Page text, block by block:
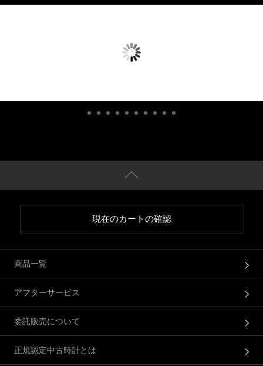
現在のカートの確認
商品一覧
アフターサービス
委託販売について
正規認定中古時計とは